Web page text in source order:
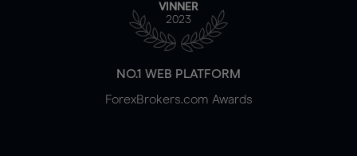
VINNER
2023
NO.1 WEB PLATFORM
ForexBrokers.com Awards